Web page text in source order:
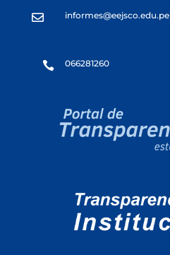
 informes@eejsco.edu.pe
 066281260